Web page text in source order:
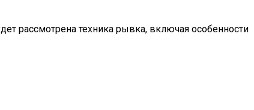
рассмотрена техника рывка, включая особенности